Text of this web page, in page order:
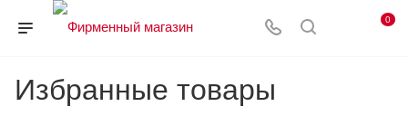
0
Избранные товары